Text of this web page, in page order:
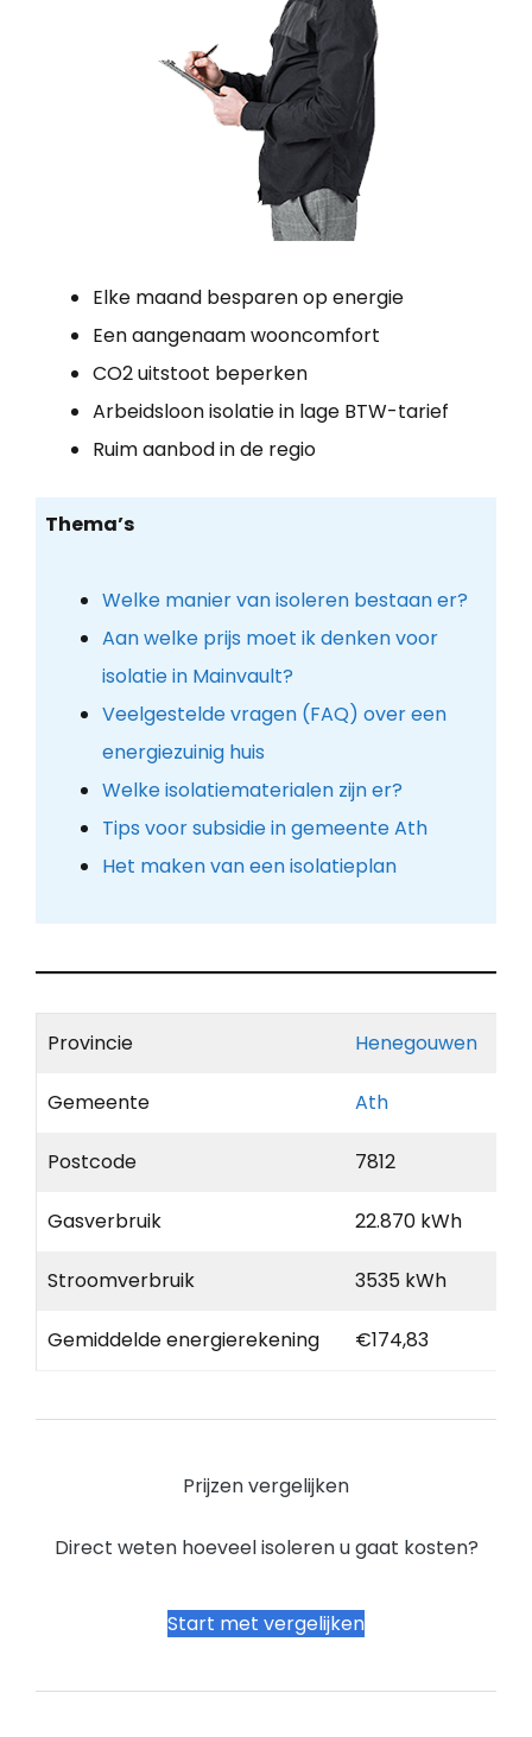
Elke maand besparen op energie
Een aangenaam wooncomfort
CO2 uitstoot beperken
Arbeidsloon isolatie in lage BTW-tarief
Ruim aanbod in de regio
Thema’s
Welke manier van isoleren bestaan er?
Aan welke prijs moet ik denken voor
isolatie in Mainvault?
Veelgestelde vragen (FAQ) over een
energiezuinig huis
Welke isolatiematerialen zijn er?
Tips voor subsidie in gemeente Ath
Het maken van een isolatieplan
Provincie Henegouwen
Gemeente Ath
Postcode 7812
Gasverbruik 22.870 kWh
Stroomverbruik 3535 kWh
Gemiddelde energierekening €174,83
Prijzen vergelijken
Direct weten hoeveel isoleren u gaat kosten?
Start met vergelijken